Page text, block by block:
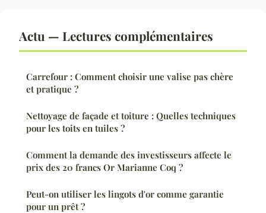
Actu — Lectures complémentaires
Carrefour : Comment choisir une valise pas chère
et pratique ?
Nettoyage de façade et toiture : Quelles techniques
pour les toits en tuiles ?
Comment la demande des investisseurs affecte le
prix des 20 francs Or Marianne Coq ?
Peut-on utiliser les lingots d'or comme garantie
pour un prêt ?